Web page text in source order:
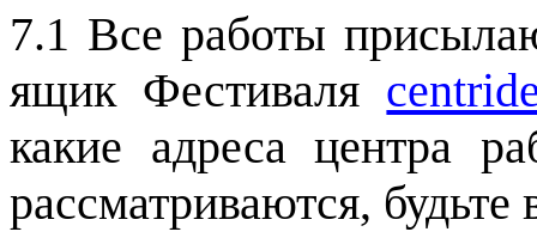
7.1 Все работы
ящик Фестиваля
какие адреса центра
рассматриваются,